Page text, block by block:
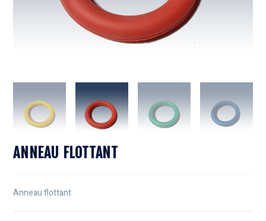
ANNEAU FLOTTANT
Anneau flottant